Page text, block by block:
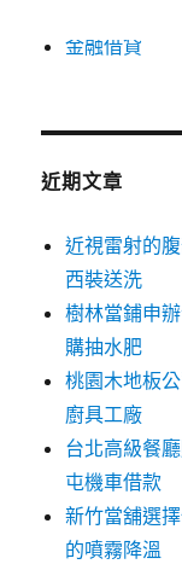
金融借貸
近期文章
近視雷射的
西裝送洗
樹林當鋪申
購抽水肥
桃園木地板
廚具工廠
台北高級餐
屯機車借款
新竹當舖選
的噴霧降溫